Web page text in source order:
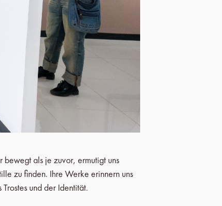
als je zuvor, ermutigt uns
zu finden. Ihre Werke erinnern uns
und der Identität.